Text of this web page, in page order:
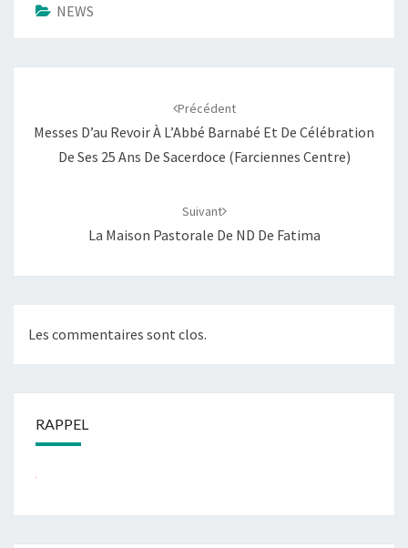
NEWS
Précédent
Messes D’au Revoir À L’Abbé Barnabé Et De Célébration
De Ses 25 Ans De Sacerdoce (Farciennes Centre)
Suivant
La Maison Pastorale De ND De Fatima
Les commentaires sont clos.
RAPPEL